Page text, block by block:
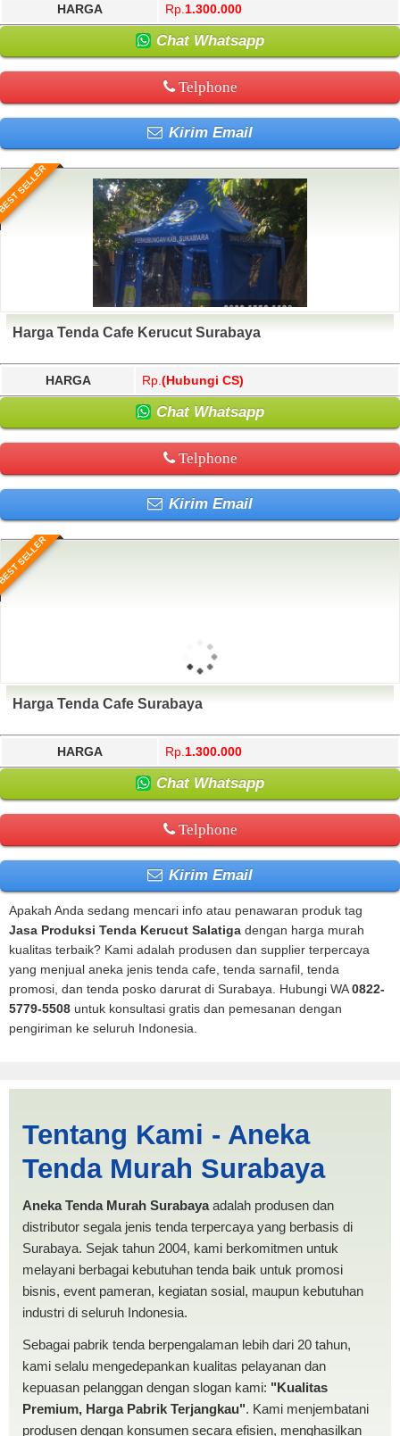
HARGA Rp. 1.300.000
Chat Whatsapp
Telphone
Kirim Email
SELLER
Harga Tenda Cafe Kerucut Surabaya
HARGA Rp. (Hubungi CS)
Chat Whatsapp
Telphone
Kirim Email
SELLER
Harga Tenda Cafe Surabaya
HARGA Rp. 1.300.000
Chat Whatsapp
Telphone
Kirim Email
Apakah Anda sedang mencari info atau penawaran produk tag
Jasa Produksi Tenda Kerucut Salatiga dengan harga murah
kualitas terbaik? Kami adalah produsen dan supplier terpercaya
yang menjual aneka jenis tenda cafe, tenda sarnafil, tenda
promosi, dan tenda posko darurat di Surabaya. Hubungi WA0822-
5779-5508 untuk konsultasi gratis dan pemesanan dengan
pengiriman ke seluruh Indonesia.
Kerucut Salatiga |
PRODUKSI ANEKA TENDA
MURAH
Tentang Kami - Aneka
Tenda Murah Surabaya
Aneka Tenda Murah Surabayaadalah produsen dan
distributor segala jenis tenda terpercaya yang berbasis di
Surabaya. Sejak tahun 2004, kami berkomitmen untuk
melayani berbagai kebutuhan tenda baik untuk promosi
bisnis, event pameran, kegiatan sosial, maupun kebutuhan
industri di seluruh Indonesia.
Sebagai pabrik tenda berpengalaman lebih dari 20 tahun,
kami selalu mengedepankan kualitas pelayanan dan
kepuasan pelanggan dengan slogan kami: "Kualitas
Premium, Harga Pabrik Terjangkau". Kami menjembatani
produsen dengan konsumen secara efisien, menghasilkan